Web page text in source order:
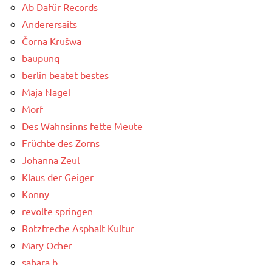
Ab Dafür Records
Anderersaits
Čorna Krušwa
baupunq
berlin beatet bestes
Maja Nagel
Morf
Des Wahnsinns fette Meute
Früchte des Zorns
Johanna Zeul
Klaus der Geiger
Konny
revolte springen
Rotzfreche Asphalt Kultur
Mary Ocher
sahara b.